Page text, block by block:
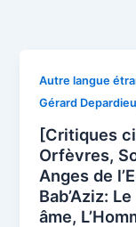
Autre langue
Gérard Depardieu
[Critiques
Orfèvres,
Anges de
Bab’Aziz:
âme,